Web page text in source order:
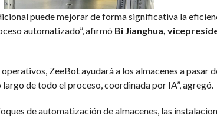
puede mejorar de forma significativa la
automatizado”, afirmó Bi Jianghua,
ZeeBot ayudará a los almacenes a pasar
de todo el proceso, coordinada por IA”, agregó.
de automatización de almacenes, las